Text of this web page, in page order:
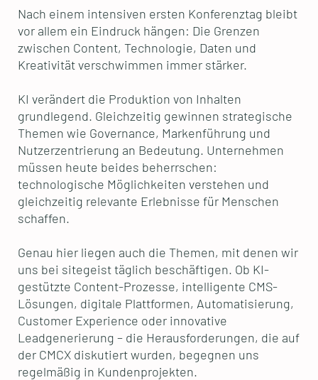
Nach einem intensiven ersten Konferenztag bleibt
vor allem ein Eindruck hängen: Die Grenzen
zwischen Content, Technologie, Daten und
Kreativität verschwimmen immer stärker.
KI verändert die Produktion von Inhalten
grundlegend. Gleichzeitig gewinnen strategische
Themen wie Governance, Markenführung und
Nutzerzentrierung an Bedeutung. Unternehmen
müssen heute beides beherrschen:
technologische Möglichkeiten verstehen und
gleichzeitig relevante Erlebnisse für Menschen
schaffen.
Genau hier liegen auch die Themen, mit denen wir
uns bei sitegeist täglich beschäftigen. Ob KI-
gestützte Content-Prozesse, intelligente CMS-
Lösungen, digitale Plattformen, Automatisierung,
Customer Experience oder innovative
Leadgenerierung – die Herausforderungen, die auf
der CMCX diskutiert wurden, begegnen uns
regelmäßig in Kundenprojekten.